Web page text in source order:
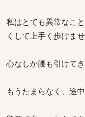
私はとても異常なこ
くして上手く歩けませ
心なしか腰も引けてき
もうたまらなく、途